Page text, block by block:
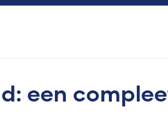
een